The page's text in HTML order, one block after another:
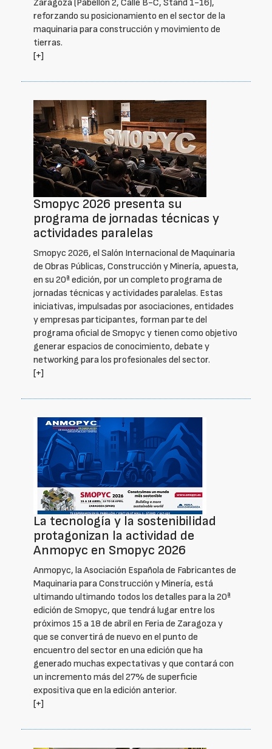
Zaragoza (Pabellón 2, Calle B-C, Stand 1-16),
reforzando su posicionamiento en el sector de la
maquinaria para construcción y movimiento de
tierras.
[+]
Smopyc 2026 presenta su
programa de jornadas técnicas y
actividades paralelas
Smopyc 2026, el Salón Internacional de Maquinaria
de Obras Públicas, Construcción y Minería, apuesta,
en su 20ª edición, por un completo programa de
jornadas técnicas y actividades paralelas. Estas
iniciativas, impulsadas por asociaciones, entidades
y empresas participantes, forman parte del
programa oficial de Smopyc y tienen como objetivo
generar espacios de conocimiento, debate y
networking para los profesionales del sector.
[+]
La tecnología y la sostenibilidad
protagonizan la actividad de
Anmopyc en Smopyc 2026
Anmopyc, la Asociación Española de Fabricantes de
Maquinaria para Construcción y Minería, está
ultimando ultimando todos los detalles para la 20ª
edición de Smopyc, que tendrá lugar entre los
próximos 15 a 18 de abril en Feria de Zaragoza y
que se convertirá de nuevo en el punto de
encuentro del sector en una edición que ha
generado muchas expectativas y que contará con
un incremento más del 27% de superficie
expositiva que en la edición anterior.
[+]